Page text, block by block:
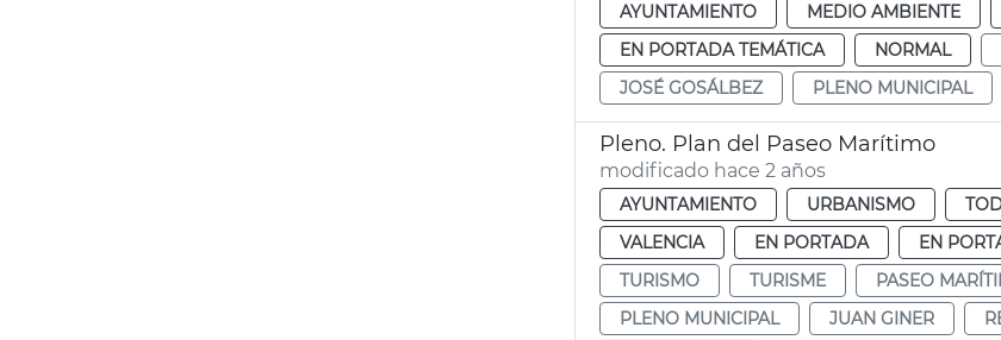
AYUNTAMIENTO MEDIO AMBIENTE
EN PORTADA TEMÁTICA
NORMAL
JOSÉ GOSÁLBEZ
PLENO MUNICIPAL
Pleno. Plan del Paseo Marítimo
modificado hace 2 años
AYUNTAMIENTO URBANISMO
VALENCIA
EN PORTADA EN
TURISMO
TURISME PASEO
PLENO MUNICIPAL
JUAN GINER